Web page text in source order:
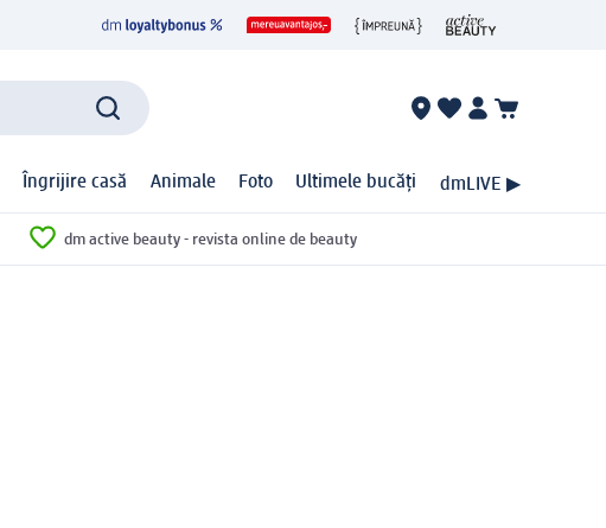
Îngrijire casă Animale Foto Ultimele bucăți dmLIVE ▶
dm active beauty - revista online de beauty